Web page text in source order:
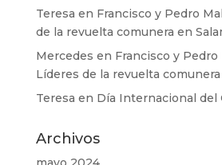
Teresa en Francisco y Pedro
de la revuelta comunera en
Mercedes en Francisco y Pedro
Líderes de la revuelta
Teresa en Día Internacional del
Archivos